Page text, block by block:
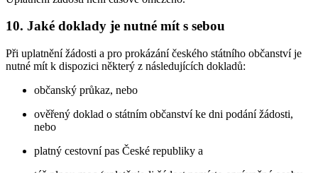
10. Jaké doklady je nutné mít s sebou
Při uplatnění žádosti a pro prokázání českého státního občanství je
nutné mít k dispozici některý z následujících dokladů:
občanský průkaz, nebo
ověřený doklad o státním občanství ke dni podání žádosti,
nebo
platný cestovní pas České republiky a